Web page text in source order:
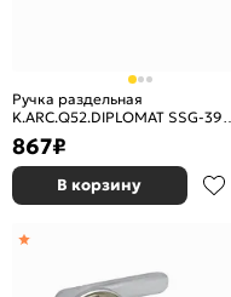
Ручка раздельная
K.ARC.Q52.DIPLOMAT SSG-39
сатин.золото
867₽
В корзину